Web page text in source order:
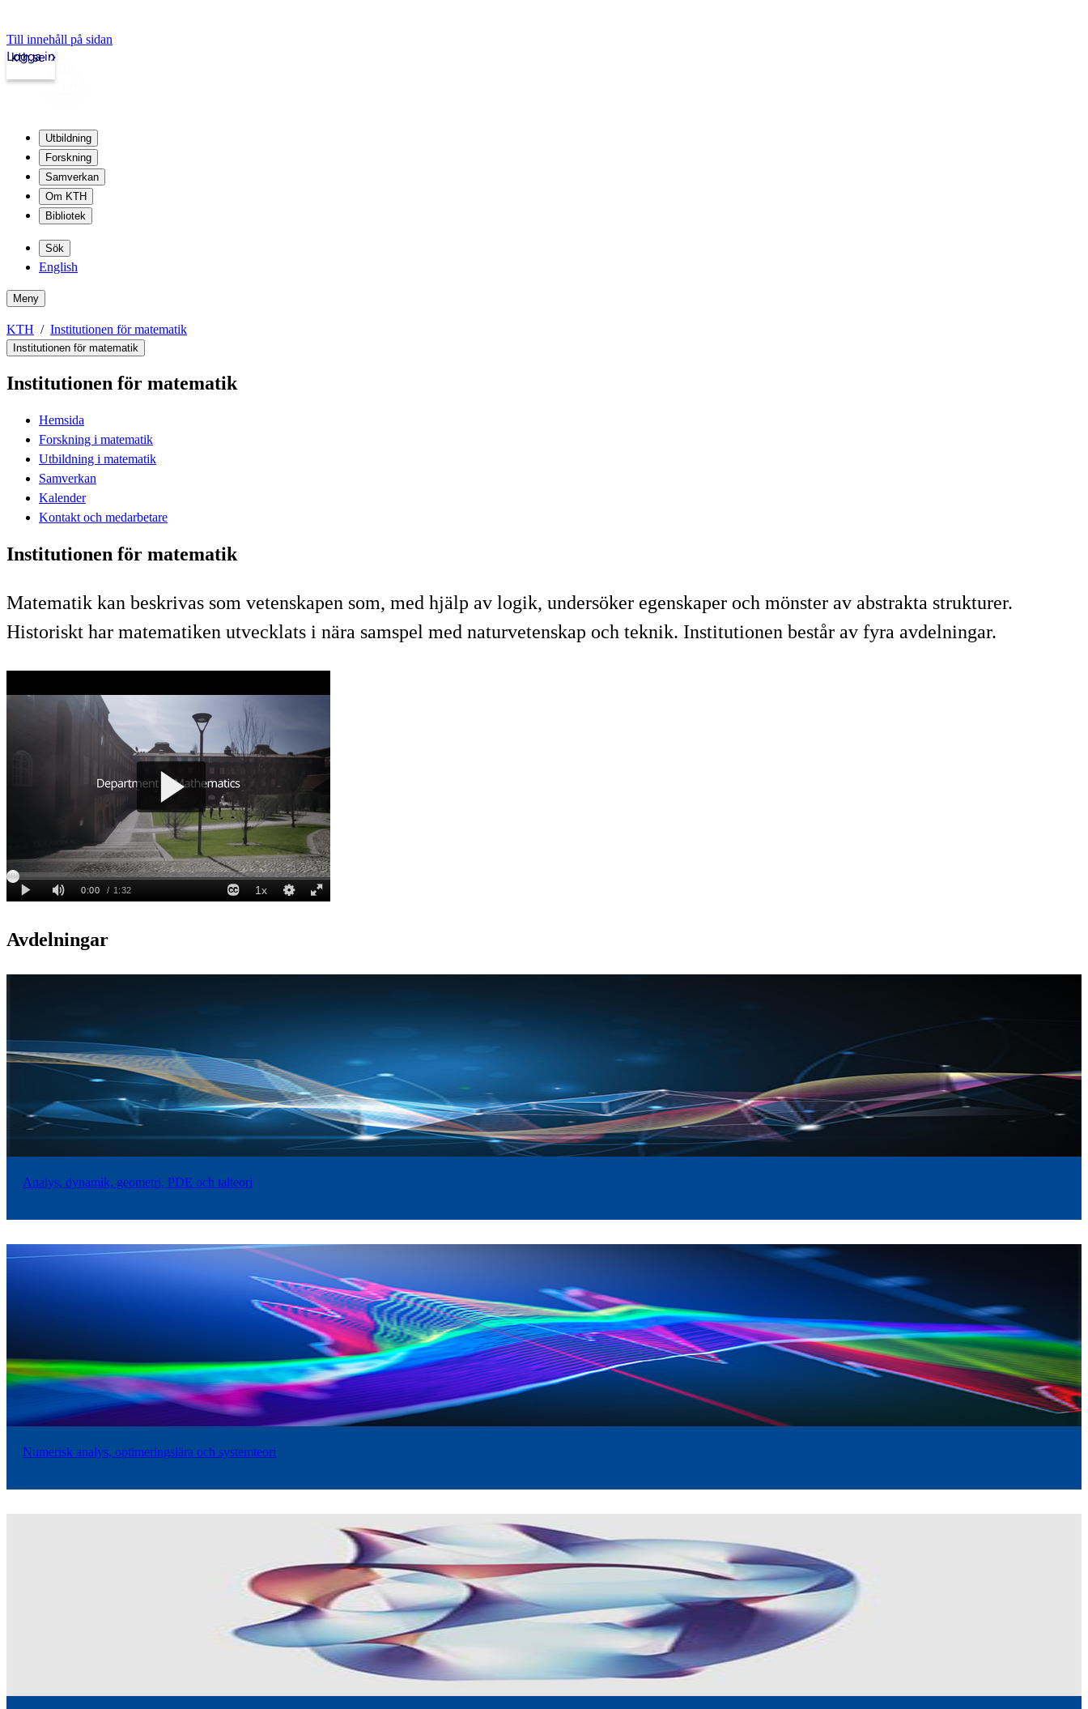
Till innehåll på sidan
kth.se
Logga in
Utbildning
Forskning
Samverkan
Om KTH
Bibliotek
Sök
English
Meny
KTH Institutionen för matematik
Institutionen för matematik
Institutionen för matematik
Hemsida
Forskning i matematik
Utbildning i matematik
Samverkan
Kalender
Kontakt och medarbetare
Institutionen för matematik
Matematik kan beskrivas som vetenskapen som, med hjälp av logik, undersöker egenskaper och mönster av abstrakta strukturer.
Historiskt har matematiken utvecklats i nära samspel med naturvetenskap och teknik. Institutionen består av fyra avdelningar.
Avdelningar
Analys, dynamik, geometri, PDE och talteori
Numerisk analys, optimeringslära och systemteori